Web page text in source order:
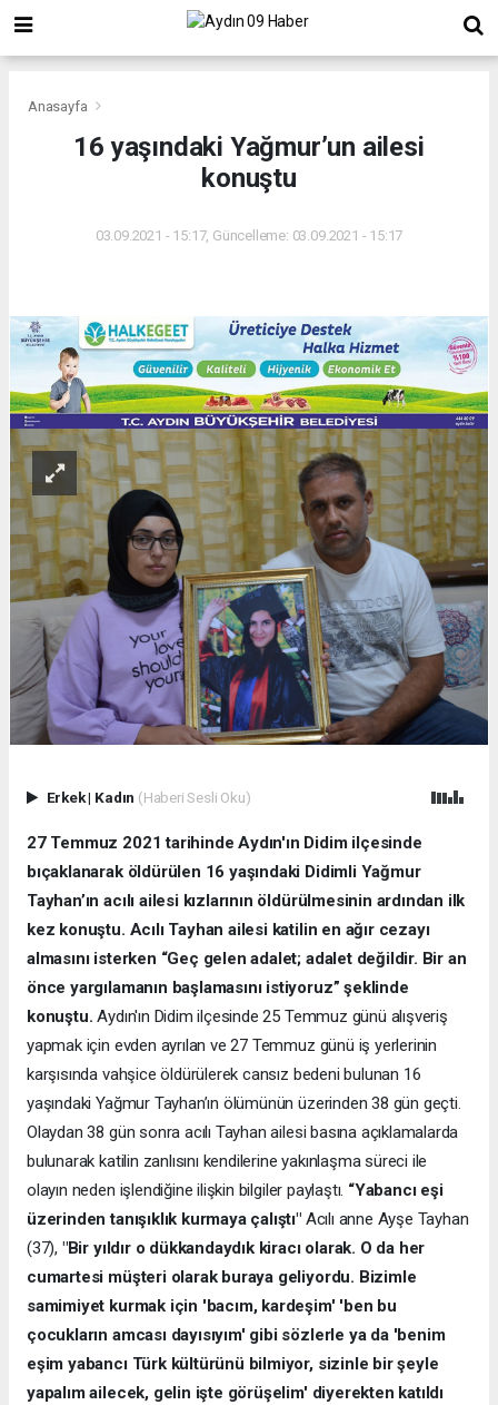
Anasayfa
16 yaşındaki Yağmur’un ailesi
konuştu
03.09.2021 - 15:17, Güncelleme: 03.09.2021 - 15:17
Erkek| Kadın (Haberi Sesli Oku)
27 Temmuz 2021 tarihinde Aydın'ın Didim ilçesinde
bıçaklanarak öldürülen 16 yaşındaki Didimli Yağmur
Tayhan’ın acılı ailesi kızlarının öldürülmesinin ardından ilk
kez konuştu. Acılı Tayhan ailesi katilin en ağır cezayı
almasını isterken “Geç gelen adalet; adalet değildir. Bir an
önce yargılamanın başlamasını istiyoruz” şeklinde
konuştu. Aydın'ın Didim ilçesinde 25 Temmuz günü alışveriş
yapmak için evden ayrılan ve 27 Temmuz günü iş yerlerinin
karşısında vahşice öldürülerek cansız bedeni bulunan 16
yaşındaki Yağmur Tayhan’ın ölümünün üzerinden 38 gün geçti.
Olaydan 38 gün sonra acılı Tayhan ailesi basına açıklamalarda
bulunarak katilin zanlısını kendilerine yakınlaşma süreci ile
olayın neden işlendiğine ilişkin bilgiler paylaştı. “Yabancı eşi
üzerinden tanışıklık kurmaya çalıştı"Acılı anne Ayşe Tayhan
(37), "Bir yıldır o dükkandaydık kiracı olarak. O da her
cumartesi müşteri olarak buraya geliyordu. Bizimle
samimiyet kurmak için 'bacım, kardeşim' 'ben bu
çocukların amcası dayısıyım' gibi sözlerle ya da 'benim
eşim yabancı Türk kültürünü bilmiyor, sizinle bir şeyle
yapalım ailecek, gelin işte görüşelim' diyerekten katıldı